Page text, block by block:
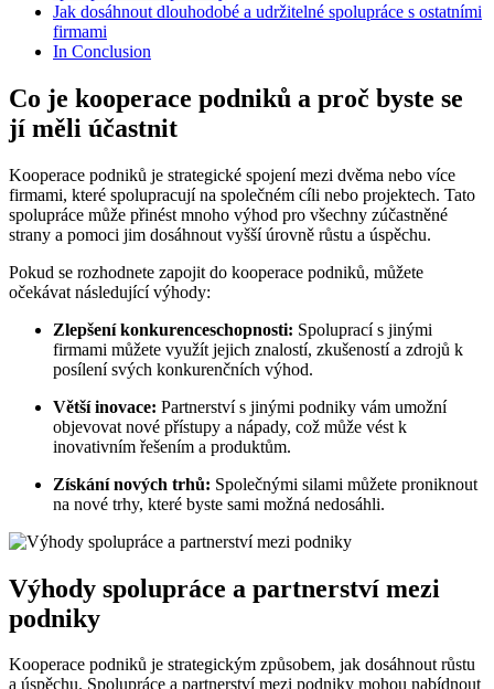
Jak dosáhnout dlouhodobé a udržitelné spolupráce s ostatními
firmami
In Conclusion
Co je kooperace podniků a proč byste se
jí měli účastnit
Kooperace podniků je strategické spojení mezi dvěma nebo více
firmami, které spolupracují na společném cíli nebo projektech. Tato
spolupráce může přinést mnoho výhod pro všechny zúčastněné
strany a pomoci jim dosáhnout vyšší úrovně růstu a úspěchu.
Pokud se rozhodnete zapojit do kooperace podniků, můžete
očekávat následující výhody:
Zlepšení konkurenceschopnosti: Spoluprací s jinými
firmami můžete využít jejich znalostí, zkušeností a zdrojů k
posílení svých konkurenčních výhod.
Větší inovace: Partnerství s jinými podniky vám umožní
objevovat nové přístupy a nápady, což může vést k
inovativním řešením a produktům.
Získání nových trhů: Společnými silami můžete proniknout
na nové trhy, které byste sami možná nedosáhli.
Výhody spolupráce a partnerství mezi
podniky
Kooperace podniků je strategickým způsobem, jak dosáhnout růstu
a úspěchu. Spolupráce a partnerství mezi podniky mohou nabídnout